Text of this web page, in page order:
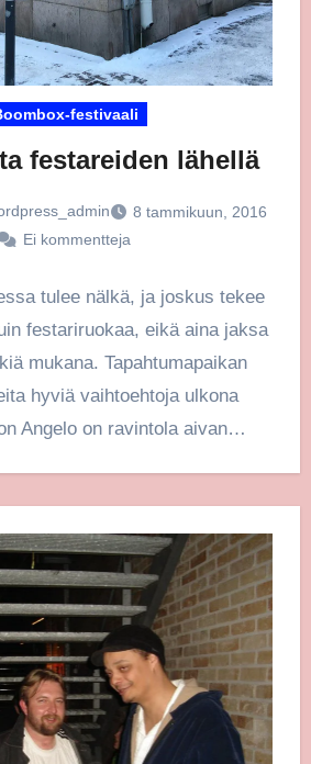
festivaali
festareiden lähellä
8 tammikuun, 2016
Ei kommentteja
tulee nälkä, ja joskus tekee
festariruokaa, eikä aina jaksa
mukana. Tapahtumapaikan
hyviä vaihtoehtoja ulkona
Angelo on ravintola aivan…